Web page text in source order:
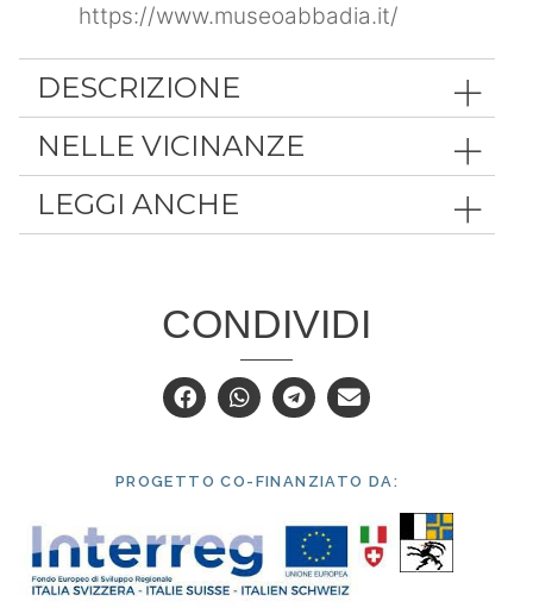
https://www.museoabbadia.it/
DESCRIZIONE
NELLE VICINANZE
LEGGI ANCHE
CONDIVIDI
PROGETTO CO-FINANZIATO DA: